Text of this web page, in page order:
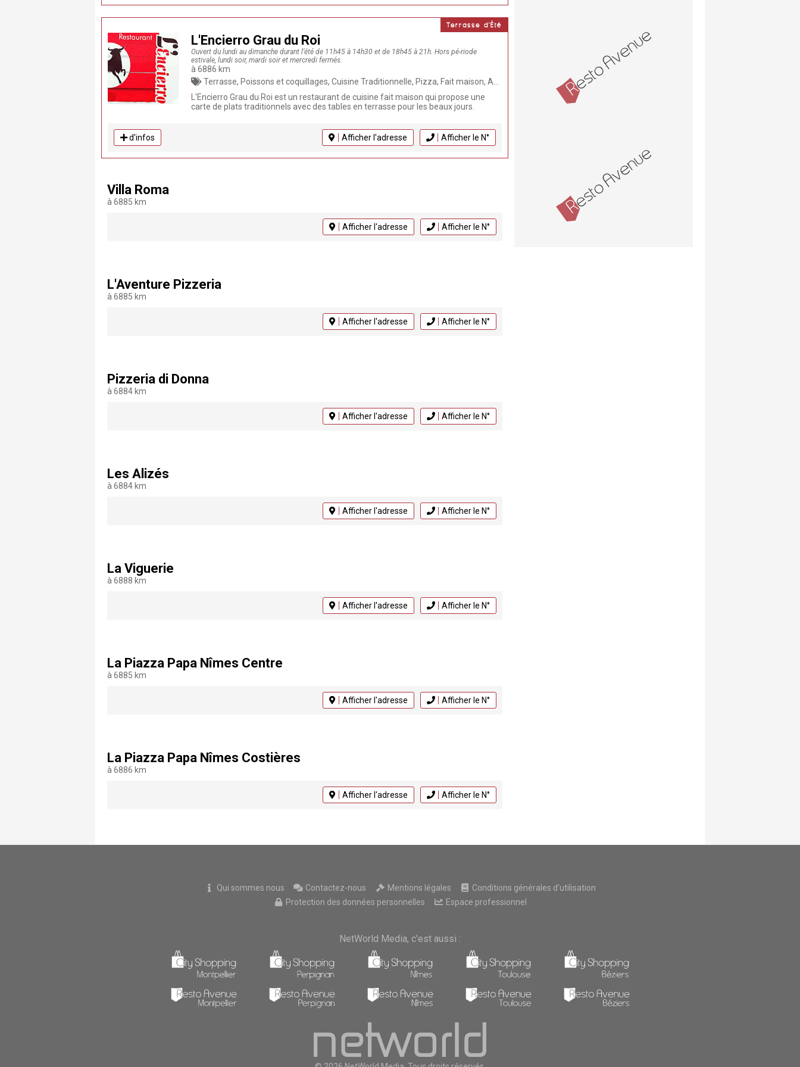
Terrasse d'Été
L'Encierro Grau du Roi
Ouvert du lundi au dimanche durant l’été de 11h45 à 14h30 et de 18h45 à 21h. Hors pé-riode
estivale, lundi soir, mardi soir et mercredi fermés.
à 6886 km
Terrasse, Poissons et coquillages, Cuisine Traditionnelle, Pizza, Fait maison, Animaux admis, Produits frais, Restaurant
L'Encierro Grau du Roi est un restaurant de cuisine fait maison qui propose une
carte de plats traditionnels avec des tables en terrasse pour les beaux jours.
d'infos Afficher l'adresse Afficher le N°
Villa Roma
à 6885 km
Afficher l'adresse Afficher le N°
L'Aventure Pizzeria
à 6885 km
Afficher l'adresse Afficher le N°
Pizzeria di Donna
à 6884 km
Afficher l'adresse Afficher le N°
Les Alizés
à 6884 km
Afficher l'adresse Afficher le N°
La Viguerie
à 6888 km
Afficher l'adresse Afficher le N°
La Piazza Papa Nîmes Centre
à 6885 km
Afficher l'adresse Afficher le N°
La Piazza Papa Nîmes Costières
à 6886 km
Afficher l'adresse Afficher le N°
Qui sommes nous Contactez-nous Mentions légales
Conditions générales d'utilisation
Protection des données personnelles
Espace professionnel
NetWorld Media, c'est aussi :